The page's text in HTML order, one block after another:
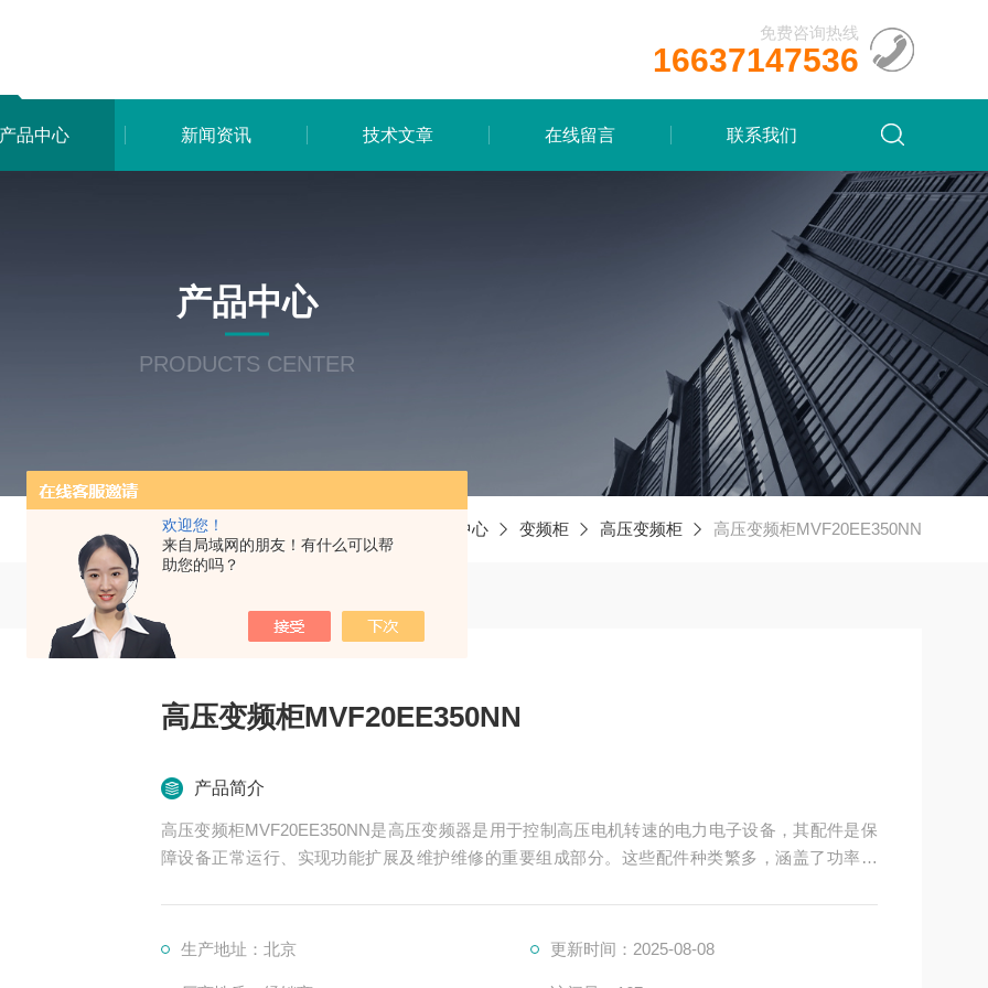
欢迎您！
来自局域网的朋友！有什么可以帮
助您的吗？
免费咨询热线
16637147536
产品中心 新闻资讯 技术文章 在线留言 联系我们
产品中心
PRODUCTS CENTER
产品中心 变频柜 高压变频柜 高压变频柜MVF20EE350NN
高压变频柜MVF20EE350NN
产品简介
高压变频柜MVF20EE350NN是高压变频器是用于控制高压电机转速的电力电子设备，其配件是保
障设备正常运行、实现功能扩展及维护维修的重要组成部分。这些配件种类繁多，涵盖了功率变
生产地址：北京 更新时间：2025-08-08